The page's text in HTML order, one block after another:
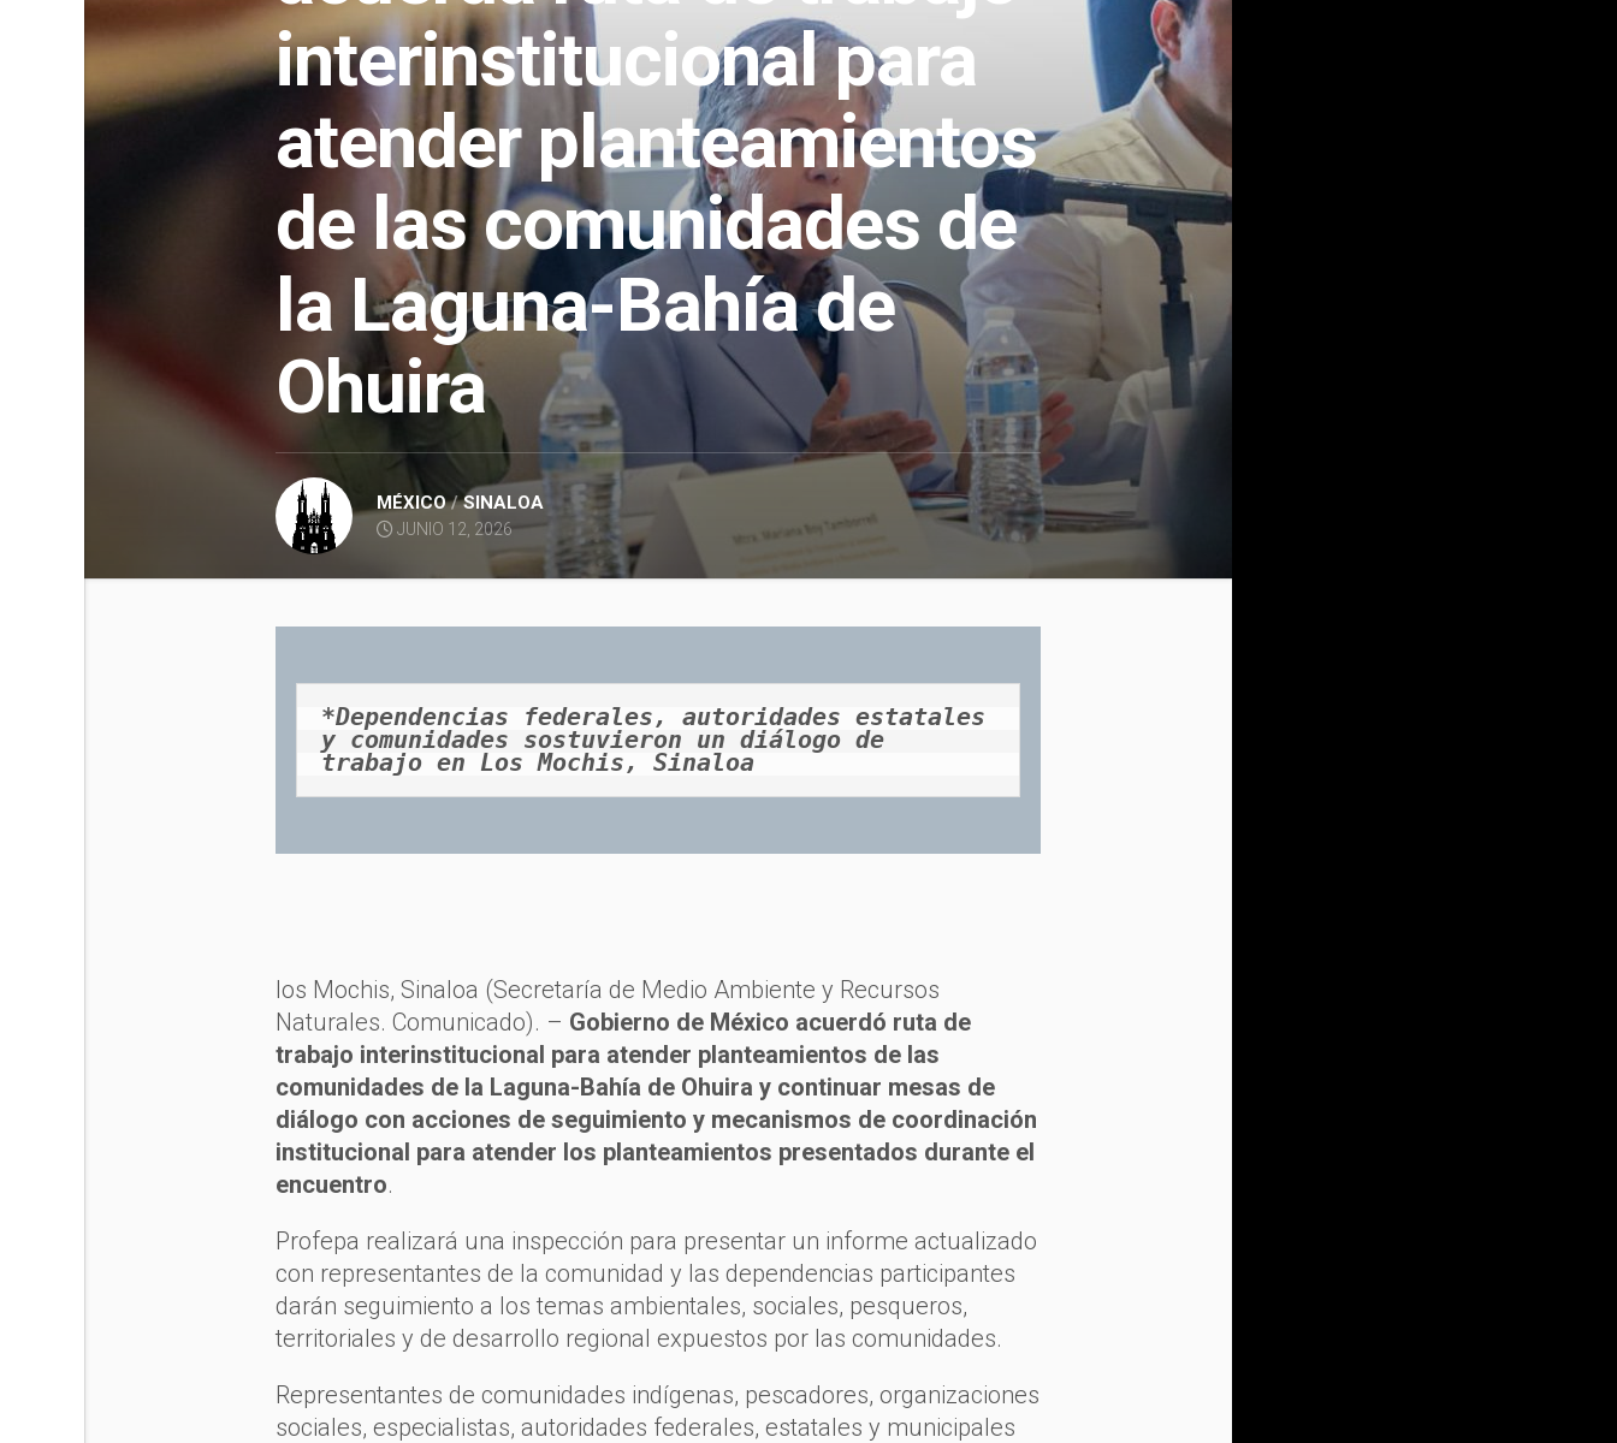
interinstitucional para
atender planteamientos
de las comunidades de
la Laguna-Bahía de
Ohuira
MÉXICO/SINALOA
JUNIO 12, 2026
*Dependencias federales, autoridades estatales
y comunidades sostuvieron un diálogo de
trabajo en Los Mochis, Sinaloa
los Mochis, Sinaloa (Secretaría de Medio Ambiente y Recursos
Naturales. Comunicado). – Gobierno de México acuerdó ruta de
trabajo interinstitucional para atender planteamientos de las
comunidades de la Laguna-Bahía de Ohuira y continuar mesas de
diálogo con acciones de seguimiento y mecanismos de coordinación
institucional para atender los planteamientos presentados durante el
encuentro.
Profepa realizará una inspección para presentar un informe actualizado
con representantes de la comunidad y las dependencias participantes
darán seguimiento a los temas ambientales, sociales, pesqueros,
territoriales y de desarrollo regional expuestos por las comunidades.
Representantes de comunidades indígenas, pescadores, organizaciones
sociales, especialistas, autoridades federales, estatales y municipales